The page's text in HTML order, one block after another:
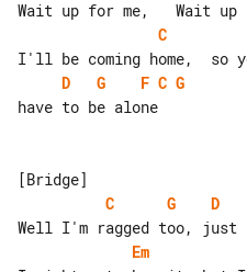
C
D
G F C G
have to be alone
C
G D
Em